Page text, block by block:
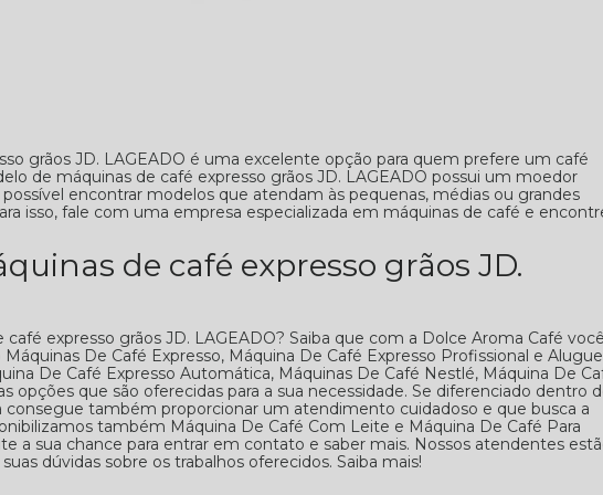
grãos JD. LAGEADO é uma excelente opção para quem prefere um café
de máquinas de café expresso grãos JD. LAGEADO possui um moedor
encontrar modelos que atendam às pequenas, médias ou grandes
isso, fale com uma empresa especializada em máquinas de café e
de café expresso grãos JD.
expresso grãos JD. LAGEADO? Saiba que com a Dolce Aroma Café você
De Café Expresso, Máquina De Café Expresso Profissional e Aluguel
De Café Expresso Automática, Máquinas De Café Nestlé, Máquina De
opções que são oferecidas para a sua necessidade. Se diferenciado dentro
consegue também proporcionar um atendimento cuidadoso e que busca a
também Máquina De Café Com Leite e Máquina De Café Para
a sua chance para entrar em contato e saber mais. Nossos atendentes
dúvidas sobre os trabalhos oferecidos. Saiba mais!